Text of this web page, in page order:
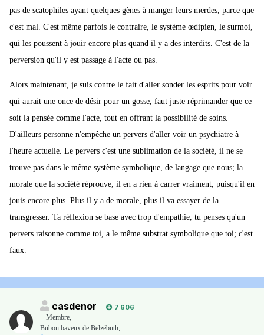
pas de scatophiles ayant quelques gènes à manger leurs merdes, parce que
c'est mal. C'est même parfois le contraire, le système œdipien, le surmoi,
qui les poussent à jouir encore plus quand il y a des interdits. C'est de la
perversion qu'il y est passage à l'acte ou pas.
Alors maintenant, je suis contre le fait d'aller sonder les esprits pour voir
qui aurait une once de désir pour un gosse, faut juste réprimander que ce
soit la pensée comme l'acte, tout en offrant la possibilité de soins.
D'ailleurs personne n'empêche un pervers d'aller voir un psychiatre à
l'heure actuelle. Le pervers c'est une sublimation de la société, il ne se
trouve pas dans le même système symbolique, de langage que nous; la
morale que la société réprouve, il en a rien à carrer vraiment, puisqu'il en
jouis encore plus. Plus il y a de morale, plus il va essayer de la
transgresser. Ta réflexion se base avec trop d'empathie, tu penses qu'un
pervers raisonne comme toi, a le même substrat symbolique que toi; c'est
faux.
casdenor
7 606
Membre,
Bubon baveux de Belzébuth,